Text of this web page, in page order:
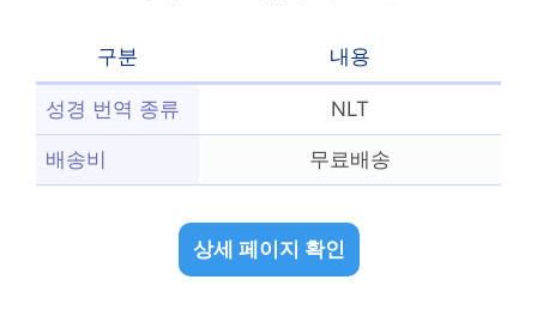
구분 내용
성경 번역 종류 NLT
배송비 무료배송
상세 페이지 확인